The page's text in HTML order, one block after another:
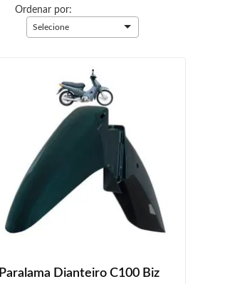
Ordenar por:
Selecione
Paralama Dianteiro C100 Biz